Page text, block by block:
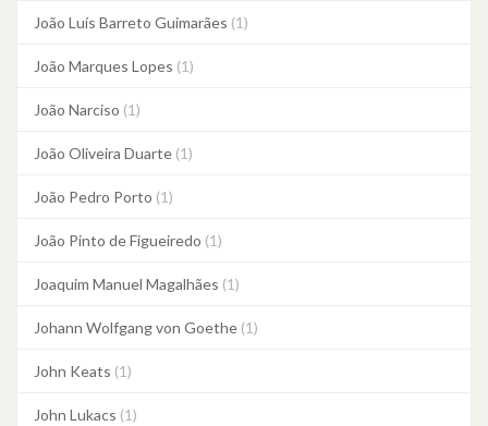
João Luís Barreto Guimarães (1)
João Marques Lopes (1)
João Narciso (1)
João Oliveira Duarte (1)
João Pedro Porto (1)
João Pinto de Figueiredo (1)
Joaquim Manuel Magalhães (1)
Johann Wolfgang von Goethe (1)
John Keats (1)
John Lukacs (1)